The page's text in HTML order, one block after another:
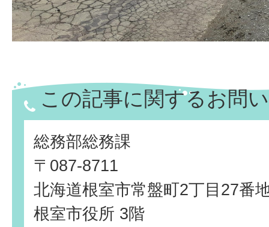
この記事に関するお問
総務部総務課
〒087-8711
北海道根室市常盤町2丁目27番
根室市役所 3階